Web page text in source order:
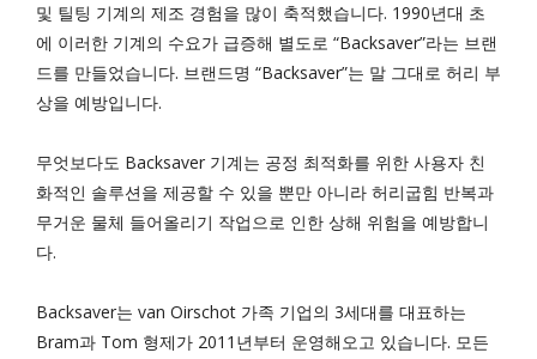
및 틸팅 기계의 제조 경험을 많이 축적했습니다. 1990년대 초
에 이러한 기계의 수요가 급증해 별도로 “Backsaver”라는 브랜
드를 만들었습니다. 브랜드명 “Backsaver”는 말 그대로 허리 부
상을 예방입니다.
무엇보다도 Backsaver 기계는 공정 최적화를 위한 사용자 친
화적인 솔루션을 제공할 수 있을 뿐만 아니라 허리굽힘 반복과
무거운 물체 들어올리기 작업으로 인한 상해 위험을 예방합니
다.
Backsaver는 van Oirschot 가족 기업의 3세대를 대표하는
Bram과 Tom 형제가 2011년부터 운영해오고 있습니다. 모든